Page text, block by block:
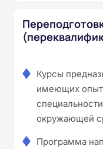
Курсы
имеющих опыт
окружающей
Программа